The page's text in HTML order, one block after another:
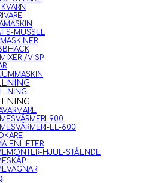
MUSSEL
/VISP
900
EL-600
ENHETER
HJUL-STÅENDE